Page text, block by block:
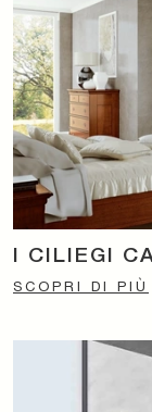
I CILIEGI
SCOPRI DI PIÙ